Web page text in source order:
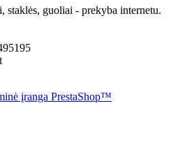
guoliai - prekyba internetu.
įranga PrestaShop™